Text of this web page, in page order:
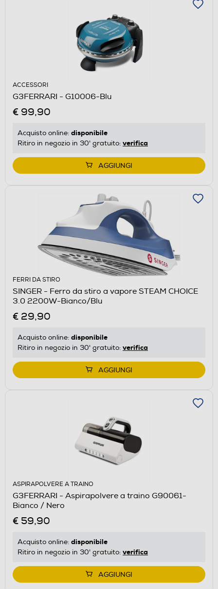
ACCESSORI
G3FERRARI - G10006-Blu
€ 99,90
Acquisto online: disponibile
Ritiro in negozio in 30' gratuito: verifica
AGGIUNGI
FERRI DA STIRO
SINGER - Ferro da stiro a vapore STEAM CHOICE
3.0 2200W-Bianco/Blu
€ 29,90
Acquisto online: disponibile
Ritiro in negozio in 30' gratuito: verifica
AGGIUNGI
ASPIRAPOLVERE A TRAINO
G3FERRARI - Aspirapolvere a traino G90061-
Bianco / Nero
€ 59,90
Acquisto online: disponibile
Ritiro in negozio in 30' gratuito: verifica
AGGIUNGI